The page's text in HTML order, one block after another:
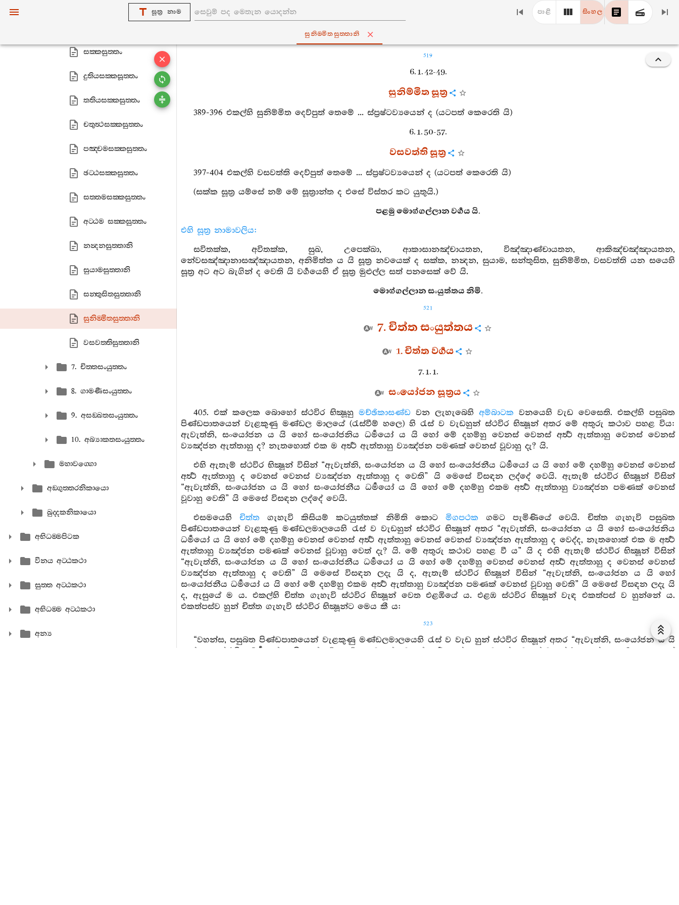
සූත්‍ර නාම පාළි සිංහල
සුනිම‍්මිතසුත‍්තානි
නෙවසඤ‍්ඤානාසඤ‍්ඤායතනසුත‍්තං
සක‍්කසුත‍්තං
දුතියසක‍්කසූත‍්තං
තතියසක‍්කසුත‍්තං
චතුත්‍ථසක‍්කසුත‍්තං
පඤ‍්චමසක‍්කසුත‍්තං
ඡට‍්ඨසක‍්කසුත‍්තං
සත‍්තමසක‍්කසුත‍්තං
අට‍්ඨම සක‍්කසුත‍්තං
නන්‍දනසුත‍්තානි
සුයාමසුත‍්තානි
සන‍්තුසිතසුත‍්තානි
සුනිම‍්මිතසුත‍්තානි
වසවත‍්තිසුත‍්තානි
7. චිත‍්තසංයුත‍්තං
8. ගාමණීසංයුත‍්තං
9. අසඞ‍්ඛතසංයුත‍්තං
10. අබ්‍යාකතසංයුත‍්තං
මහාවග‍්ගො
අඞ‍්ගුත‍්තරනිකායො
ඛුද‍්දකනිකායො
අභිධම‍්මපිටක
විනය අට‍්ඨකථා
සුත‍්ත අට‍්ඨකථා
අභිධම‍්ම අට‍්ඨකථා
අන්‍ය
519
6. 1. 42-49.
සුනිම්මිත සූත්‍ර
389-396 එකල්හි සුනිම්මිත දෙව්පුත් තෙමේ ... ස්ප්‍රෂ්ටව්‍යයෙන් ද (යටපත් කෙරෙති යි)
6. 1. 50-57.
වසවත්ති සූත්‍ර
397-404 එකල්හි වසවත්ති දෙව්පුත් තෙමේ ... ස්ප්‍රෂ්ටව්‍යයෙන් ද (යටපත් කෙරෙති යි)
(සක්ක සූත්‍ර යම්සේ නම් මේ සූත්‍රාන්ත ද එසේ විස්තර කට යුතුයි.)
පළමු මොග්ගල්ලාන වර්‍ගය යි.
එහි සූත්‍ර නාමාවලිය:
සවිතක්ක, අවිතක්ක, සුඛ, උපෙක්ඛා, ආකාසානඤ්චායතන, විඤ්ඤාණ්චායතන, ආකිඤ්චඤ්ඤායතන,
නේවසඤ්ඤානාසඤ්ඤායතන, අනිමිත්ත ය යි සූත්‍ර නවයෙක් ද සක්ක, නන්‍දන, සුයාම, සන්තුසිත, සුනිම්මිත, වසවත්ති යන සයෙහි
සූත්‍ර අට අට බැගින් ද වෙති යි වර්‍ගයෙහි ඒ සූත්‍ර මුළුල්ල සත් පනසෙක් වේ යි.
මොග්ගල්ලාන සංයුත්තය නිමි.
521
7. චිත්ත සංයුත්තය
1. චිත්ත වර්‍ගය
7. 1. 1.
සංයෝජන සූත්‍රය
405. එක් කලෙක බොහෝ ස්ථවිර භික්‍ෂූහු මච්ඡිකාසණ්ඩ වන ලැහැබෙහි අම්බාටක වනයෙහි වැඩ වෙසෙති. එකල්හි පසුබත
පිණ්ඩපාතයෙන් වැළකුණු මණ්ඩල මාලයේ (රැස්වීම් හලෙ) හි රැස් ව වැඩහුන් ස්ථවිර භික්‍ෂූන් අතර මේ අතුරු කථාව පහළ විය:
ඇවැත්නි, සංයෝජන ය යි හෝ සංයෝජනිය ධර්‍මයෝ ය යි හෝ මේ දහම්හු වෙනස් වෙනස් අර්‍ත්‍ථ ඇත්තාහු වෙනස් වෙනස්
ව්‍යඤ්ජන ඇත්තාහු ද? නැතහොත් එක ම අර්‍ත්‍ථ ඇත්තාහු ව්‍යඤ්ජන පමණක් වෙනස් වූවාහු දැ? යි.
එහි ඇතැම් ස්ථවිර භික්‍ෂූන් විසින් “ඇවැත්නි, සංයෝජන ය යි හෝ සංයෝජනීය ධර්‍මයෝ ය යි හෝ මේ දහම්හු වෙනස් වෙනස්
අර්‍ත්‍ථ ඇත්තාහු ද වෙනස් වෙනස් ව්‍යඤ්ජන ඇත්තාහු ද වෙති” යි මෙසේ විසඳන ලද්දේ වෙයි. ඇතැම් ස්ථවිර භික්‍ෂූන් විසින්
“ඇවැත්නි, සංයෝජන ය යි හෝ සංයෝජනීය ධර්‍මයෝ ය යි හෝ මේ දහම්හු එකම අර්‍ත්‍ථ ඇත්තාහු ව්‍යඤ්ජන පමණක් වෙනස්
වූවාහු වෙති” යි මෙසේ විසඳන ලද්දේ වෙයි.
එසමයෙහි චිත්ත ගැහැවි කිසියම් කටයුත්තක් නිමිති කොට මිගපථක ගමට පැමිණියේ වෙයි. චිත්ත ගැහැවි පසුබත
පිණ්ඩපාතයෙන් වැළකුණු මණ්ඩලමාලයෙහි රැස් ව වැඩහුන් ස්ථවිර භික්‍ෂූන් අතර “ඇවැත්නි, සංයෝජන ය යි හෝ සංයෝජනිය
ධර්‍මයෝ ය යි හෝ මේ දහම්හු වෙනස් වෙනස් අර්‍ත්‍ථ ඇත්තාහු වෙනස් වෙනස් ව්‍යඤ්ජන ඇත්තාහු ද වෙද්ද, නැතහොත් එක ම අර්‍ත්‍ථ
ඇත්තාහු ව්‍යඤ්ජන පමණක් වෙනස් වූවාහු වෙත් දැ? යි. මේ අතුරු කථාව පහළ වී ය” යි ද එහි ඇතැම් ස්ථවිර භික්‍ෂූන් විසින්
“ඇවැත්නි, සංයෝජන ය යි හෝ සංයෝජනීය ධර්‍මයෝ ය යි හෝ මේ දහම්හු වෙනස් වෙනස් අර්‍ත්‍ථ ඇත්තාහු ද වෙනස් වෙනස්
ව්‍යඤ්ජන ඇත්තාහු ද වෙති” යි මෙසේ විසඳන ලදැ යි ද, ඇතැම් ස්ථවිර භික්‍ෂූන් විසින් “ඇවැත්නි, සංයෝජන ය යි හෝ
සංයෝජනීය ධර්‍මයෝ ය යි හෝ මේ දහම්හු එකම අර්‍ත්‍ථ ඇත්තාහු ව්‍යඤ්ජන පමණක් වෙනස් වූවාහු වෙති” යි මෙසේ විසඳන ලදැ යි
ද, ඇසුයේ ම ය. එකල්හි චිත්ත ගැහැවි ස්ථවිර භික්‍ෂූන් වෙත එළඹියේ ය. එළඹ ස්ථවිර භික්‍ෂූන් වැඳ එකත්පස් ව හුන්නේ ය.
එකත්පස්ව හුන් චිත්ත ගැහැවි ස්ථවිර භික්‍ෂූන්ට මෙය කී ය:
523
“වහන්ස, පසුබත පිණ්ඩපාතයෙන් වැළකුණු මණ්ඩලමාලයෙහි රැස් ව වැඩ හුන් ස්ථවිර භික්‍ෂූන් අතර “ඇවැත්නි, සංයෝජන ය යි
හෝ සංයෝජනිය ධර්‍මයෝ ය යි හෝ මේ දහම්හු වෙනස් වෙනස් අර්‍ත්‍ථ ඇත්තාහු වෙනස් වෙනස් ව්‍යඤ්ජන ඇත්තාහු ද? නැතහොත්